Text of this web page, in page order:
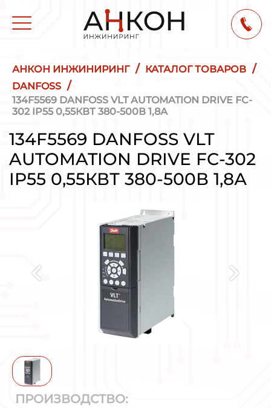
АНКОН ИНЖИНИРИНГ / КАТАЛОГ ТОВАРОВ /
DANFOSS /
134F5569 DANFOSS VLT AUTOMATION DRIVE FC-
302 IP55 0,55КВТ 380-500В 1,8А
134F5569 DANFOSS VLT
AUTOMATION DRIVE FC-302
IP55 0,55КВТ 380-500В 1,8А
ПРОИЗВОДСТВО: